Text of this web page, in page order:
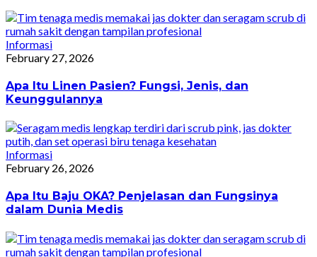
Informasi
February 27, 2026
Apa Itu Linen Pasien? Fungsi, Jenis, dan
Keunggulannya
Informasi
February 26, 2026
Apa Itu Baju OKA? Penjelasan dan Fungsinya
dalam Dunia Medis